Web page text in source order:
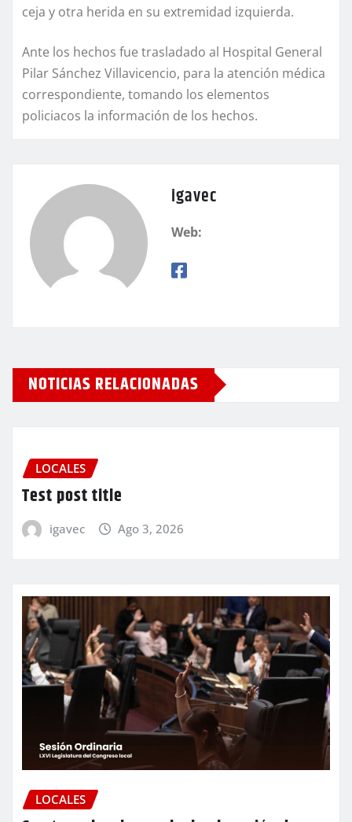
ceja y otra herida en su extremidad izquierda.
Ante los hechos fue trasladado al Hospital General
Pilar Sánchez Villavicencio, para la atención médica
correspondiente, tomando los elementos
policiacos la información de los hechos.
igavec
Web:
NOTICIAS RELACIONADAS
LOCALES
Test post title
igavec Ago 3, 2026
LOCALES